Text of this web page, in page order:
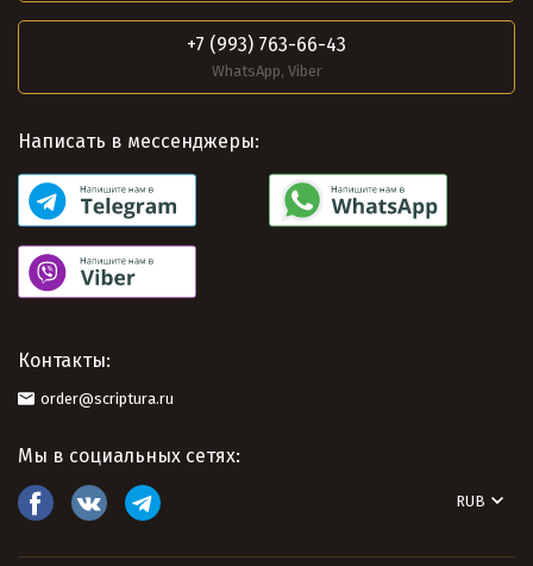
+7 (993) 763-66-43
WhatsApp, Viber
Написать в мессенджеры:
Контакты:
order@scriptura.ru
Мы в социальных сетях:
RUB